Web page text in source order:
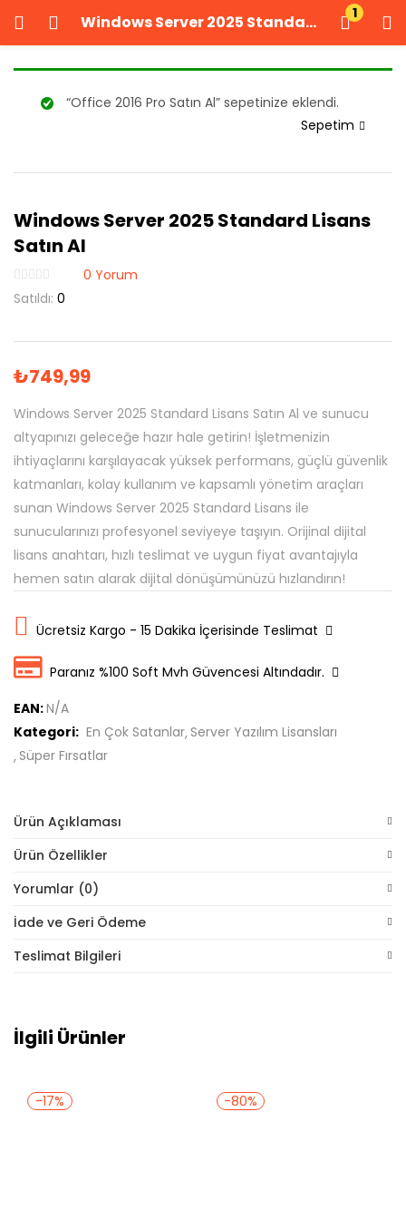
Windows Server 2025 Standard Lisans Satın Al 1
GIRIŞ YAP KAYIT OL
Kullanıcı adınızı ve şifrenizi girin.
Beni Hatırla
“Office 2016 Pro Satın Al” sepetinize eklendi.
Sepetim
Windows Server 2025 Standard Lisans
Satın Al
0 Yorum
Satıldı: 0
₺749,99
Windows Server 2025 Standard Lisans Satın Al ve sunucu
altyapınızı geleceğe hazır hale getirin! İşletmenizin
ihtiyaçlarını karşılayacak yüksek performans, güçlü güvenlik
katmanları, kolay kullanım ve kapsamlı yönetim araçları
sunan Windows Server 2025 Standard Lisans ile
sunucularınızı profesyonel seviyeye taşıyın. Orijinal dijital
lisans anahtarı, hızlı teslimat ve uygun fiyat avantajıyla
hemen satın alarak dijital dönüşümünüzü hızlandırın!
Ücretsiz Kargo - 15 Dakika İçerisinde Teslimat
Paranız %100 Soft Mvh Güvencesi Altındadır.
EAN:N/A
Kategori: En Çok Satanlar Server Yazılım Lisansları
Süper Fırsatlar
Ürün Açıklaması
Ürün Özellikler
Yorumlar (0)
İade ve Geri Ödeme
Teslimat Bilgileri
İlgili Ürünler
-17% -80%